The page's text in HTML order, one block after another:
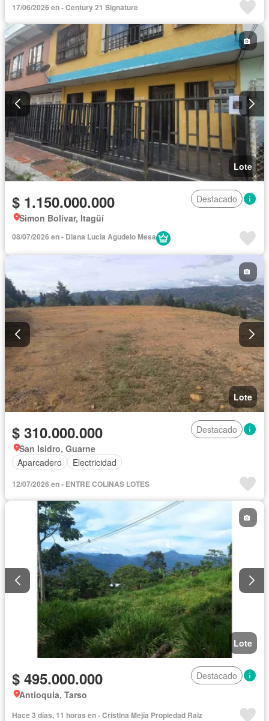
17/06/2026 en - Century 21 Signature
Lote
$ 1.150.000.000
Destacado
Simon Bolívar, Itagüí
08/07/2026 en - Diana Lucía Agudelo Mesa
Lote
$ 310.000.000
Destacado
San Isidro, Guarne
Aparcadero
Electricidad
12/07/2026 en - ENTRE COLINAS LOTES
Lote
$ 495.000.000
Destacado
Antioquia, Tarso
Hace 3 días, 11 horas en - Cristina Mejía Propiedad Raiz